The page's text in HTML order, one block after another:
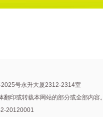
号永升大厦2312-2314室
印或转载本网站的部分或全部内容。
20120001